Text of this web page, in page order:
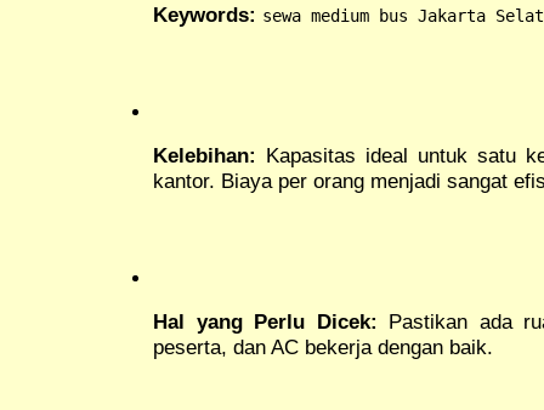
Keywords: sewa medium bus Jakarta
Kelebihan: Kapasitas ideal untuk satu
kantor. Biaya per orang menjadi sangat
Hal yang Perlu Dicek: Pastikan ada
peserta, dan AC bekerja dengan baik.